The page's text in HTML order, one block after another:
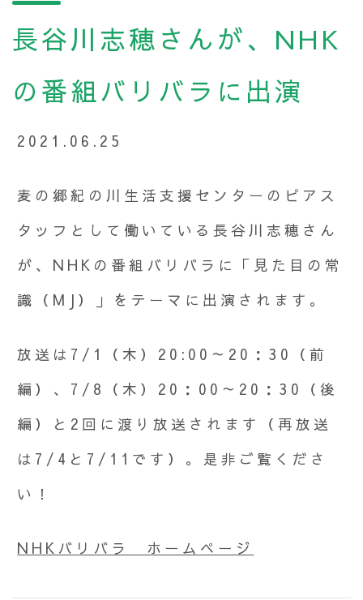
長谷川志穂さんが、NHK
の番組バリバラに出演
2021.06.25
麦の郷紀の川生活支援センターのピアス
タッフとして働いている長谷川志穂さん
が、NHKの番組バリバラに「見た目の常
識（MJ）」をテーマに出演されます。
放送は7/1（木）20:00～20：30（前
編）、7/8（木）20：00～20：30（後
編）と2回に渡り放送されます（再放送
は7/4と7/11です）。是非ご覧くださ
い！
NHKバリバラ ホームページ